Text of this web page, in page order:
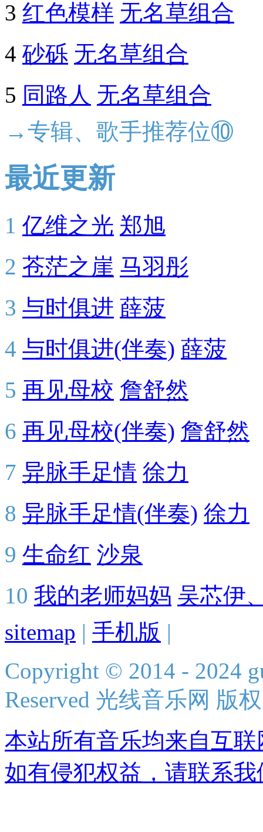
3 红色模样 无名草组合
4 砂砾 无名草组合
5 同路人 无名草组合
→专辑、歌手推荐位⑩
最近更新
1 亿维之光 郑旭
2 苍茫之崖 马羽彤
3 与时俱进 薛菠
4 与时俱进(伴奏) 薛菠
5 再见母校 詹舒然
6 再见母校(伴奏) 詹舒然
7 异脉手足情 徐力
8 异脉手足情(伴奏) 徐力
9 生命红 沙泉
10 我的老师妈妈 吴芯伊
sitemap | 手机版 |
Copyright © 2014 - 2024
Reserved 光线音乐网 版
本站所有音乐均来自互
如有侵犯权益，请联系